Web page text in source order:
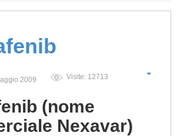
2009 Visite: 12713
(nome
Nexavar)